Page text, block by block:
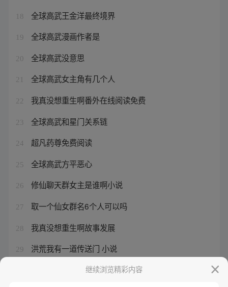
18 全球高武王金洋最终境界
19 全球高武漫画作者是
20 全球高武没意思
21 全球高武女主角有几个人
22 我真没想重生啊番外在线阅读免费
23 全球高武和星门关系链
24 超凡药尊免费阅读
25 全球高武方平恶心
26 修仙聊天群女主是谁啊小说
27 取一个仙女群名6个人可以吗
28 我真没想重生啊故事发展
29 洪荒我有一道传送门 小说
我真的没想重生啊结局和谁在一起
继续浏览精彩内容